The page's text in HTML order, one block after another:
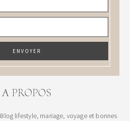
A PROPOS
Blog lifestyle, mariage, voyage et bonnes